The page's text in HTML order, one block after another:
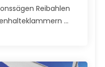
Reibahlen
...